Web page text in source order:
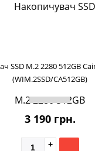
SSD M.2 2280 512GB
(WIM.2SSD/CA512GB)
3 190 грн.